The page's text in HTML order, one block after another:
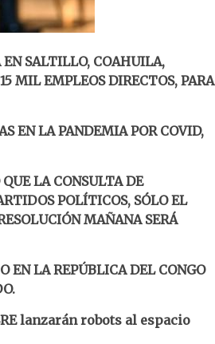
SALTILLO, COAHUILA,
MIL EMPLEOS DIRECTOS, PARA
EN LA PANDEMIA POR COVID,
LA CONSULTA DE
POLÍTICOS, SÓLO EL
MAÑANA SERÁ
EN LA REPÚBLICA DEL CONGO
lanzarán robots al espacio